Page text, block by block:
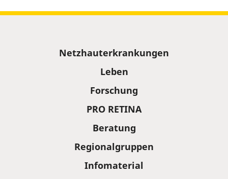
Netzhauterkrankungen
Leben
Forschung
PRO RETINA
Beratung
Regionalgruppen
Infomaterial